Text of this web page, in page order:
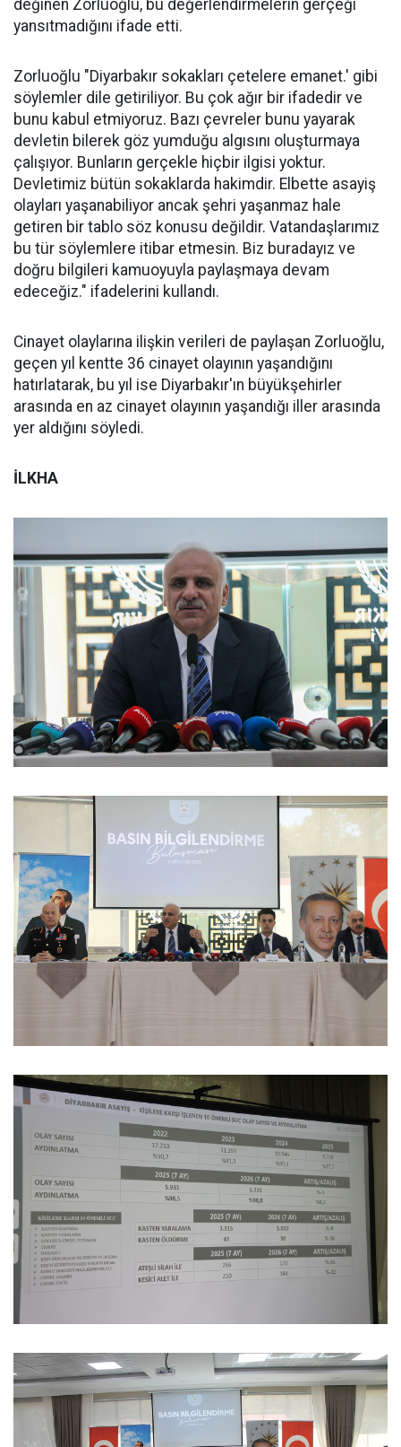
değinen Zorluoğlu, bu değerlendirmelerin gerçeği
yansıtmadığını ifade etti.
Zorluoğlu "Diyarbakır sokakları çetelere emanet.' gibi
söylemler dile getiriliyor. Bu çok ağır bir ifadedir ve
bunu kabul etmiyoruz. Bazı çevreler bunu yayarak
devletin bilerek göz yumduğu algısını oluşturmaya
çalışıyor. Bunların gerçekle hiçbir ilgisi yoktur.
Devletimiz bütün sokaklarda hakimdir. Elbette asayiş
olayları yaşanabiliyor ancak şehri yaşanmaz hale
getiren bir tablo söz konusu değildir. Vatandaşlarımız
bu tür söylemlere itibar etmesin. Biz buradayız ve
doğru bilgileri kamuoyuyla paylaşmaya devam
edeceğiz." ifadelerini kullandı.
Cinayet olaylarına ilişkin verileri de paylaşan Zorluoğlu,
geçen yıl kentte 36 cinayet olayının yaşandığını
hatırlatarak, bu yıl ise Diyarbakır'ın büyükşehirler
arasında en az cinayet olayının yaşandığı iller arasında
yer aldığını söyledi.
İLKHA